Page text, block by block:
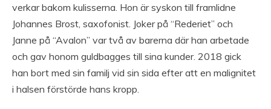
verkar bakom kulisserna. Hon är syskon till framlidne
Johannes Brost, saxofonist. Joker på “Rederiet” och
Janne på “Avalon” var två av barerna där han arbetade
och gav honom guldbagges till sina kunder. 2018 gick
han bort med sin familj vid sin sida efter att en malignitet
i halsen förstörde hans kropp.